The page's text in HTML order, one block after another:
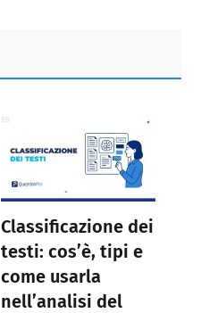
Classificazione dei
testi: cos’è, tipi e
come usarla
nell’analisi del